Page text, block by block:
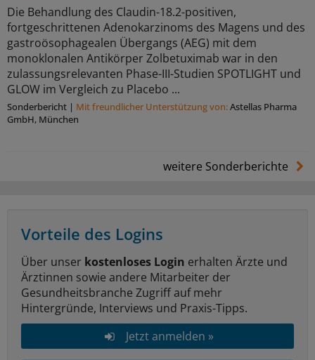
Die Behandlung des Claudin-18.2-positiven,
fortgeschrittenen Adenokarzinoms des Magens und des
gastroösophagealen Übergangs (AEG) mit dem
monoklonalen Antikörper Zolbetuximab war in den
zulassungsrelevanten Phase-III-Studien SPOTLIGHT und
GLOW im Vergleich zu Placebo ...
Sonderbericht | Mit freundlicher Unterstützung von:Astellas Pharma
GmbH, München
weitere Sonderberichte
Vorteile des Logins
Über unser kostenloses Login erhalten Ärzte und
Ärztinnen sowie andere Mitarbeiter der
Gesundheitsbranche Zugriff auf mehr
Hintergründe, Interviews und Praxis-Tipps.
Jetzt anmelden »